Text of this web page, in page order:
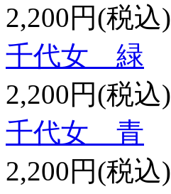
2,200円(税込)
千代女 緑
2,200円(税込)
千代女 青
2,200円(税込)